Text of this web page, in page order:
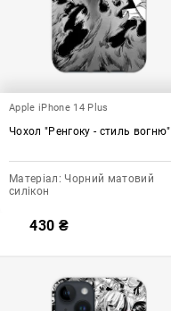
Apple iPhone 14 Plus
Чохол "Ренгоку - стиль вогню"
Матеріал: Чорний матовий
силікон
430 ₴